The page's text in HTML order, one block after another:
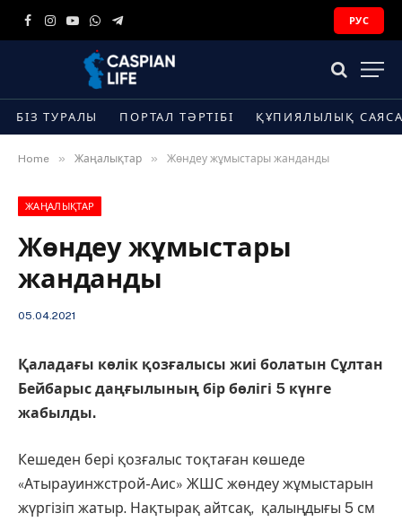
Facebook
Instagram
YouTube
WhatsApp
Telegram
РУС
БІЗ ТУРАЛЫ ПОРТАЛ ТӘРТІБІ ҚҰПИЯЛЫЛЫҚ
Home » Жаңалықтар » Жөндеу жұмыстары жанданды
ЖАҢАЛЫҚТАР
Жөндеу жұмыстары
жанданды
05.04.2021
Қаладағы көлік қозғалысы жиі болатын Сұлтан
Бейбарыс даңғылының бір бөлігі 5 күнге
жабылды.
Кешеден бері қозғалыс тоқтаған көшеде
«Атырауинжстрой-Аис» ЖШС жөндеу жұмыстарын
жүргізіп жатыр. Нақтырақ айтсақ, қалыңдығы 5 см